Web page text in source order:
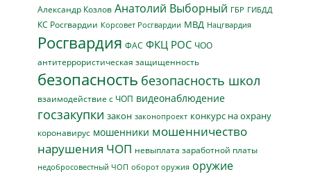
Александр Козлов Анатолий Выборный ГБР ГИБДД
КС Росгвардии Корсовет Росгвардии МВД Нацгвардия
Росгвардия ФАС ФКЦ РОС ЧОО
антитеррористическая защищенность
безопасность безопасность школ
взаимодействие с ЧОП видеонаблюдение
госзакупки закон законопроект конкурс на охрану
коронавирус мошенники мошенничество
нарушения ЧОП невыплата заработной платы
недобросовестный ЧОП оборот оружия оружие